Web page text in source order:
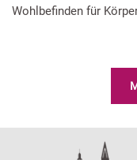
Wohlbefinden für